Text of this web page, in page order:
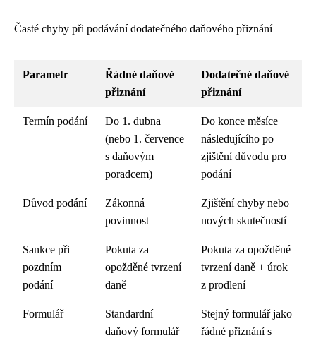
Časté chyby při podávání dodatečného daňového přiznání
Parametr
Řádné daňové
přiznání
Dodatečné daňové
přiznání
Termín podání
Do 1. dubna
(nebo 1. července
s daňovým
poradcem)
Do konce měsíce
následujícího po
zjištění důvodu pro
podání
Důvod podání
Zákonná
povinnost
Zjištění chyby nebo
nových skutečností
Sankce při
pozdním
podání
Pokuta za
opožděné tvrzení
daně
Pokuta za opožděné
tvrzení daně + úrok
z prodlení
Formulář
Standardní
daňový formulář
Stejný formulář jako
řádné přiznání s